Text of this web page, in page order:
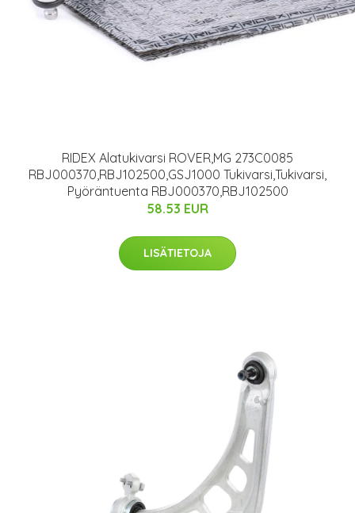
RIDEX Alatukivarsi ROVER,MG 273C0085
RBJ000370,RBJ102500,GSJ1000 Tukivarsi,Tukivarsi,
Pyöräntuenta RBJ000370,RBJ102500
58.53 EUR
LISÄTIETOJA